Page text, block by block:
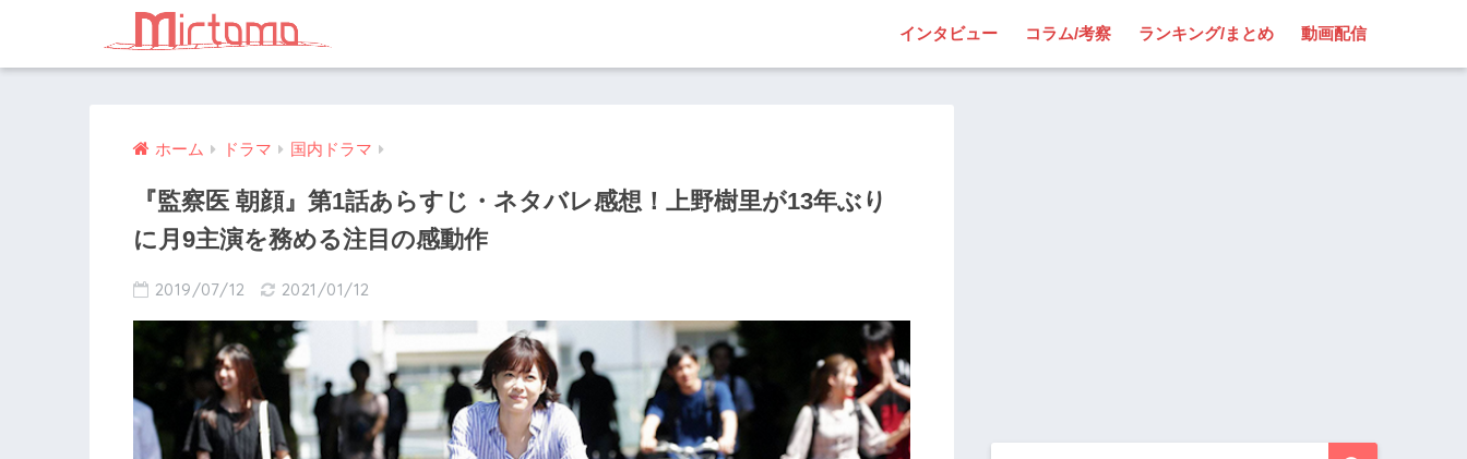
インタビュー コラム/考察 ランキング/まとめ 動画配信
ホーム ドラマ 国内ドラマ
『監察医 朝顔』第1話あらすじ・ネタバレ感想！上野樹里が13年ぶり
に月9主演を務める注目の感動作
2019/07/12 2021/01/12